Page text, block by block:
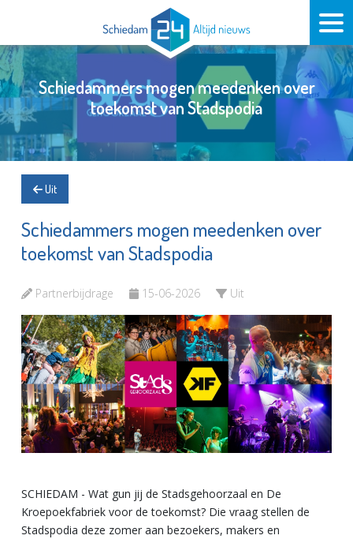
Schiedammers mogen meedenken over
toekomst van Stadspodia
Uit
Schiedammers mogen meedenken over
toekomst van Stadspodia
Partnerbijdrage 15-06-2026 Uit
SCHIEDAM - Wat gun jij de Stadsgehoorzaal en De
Kroepoekfabriek voor de toekomst? Die vraag stellen de
Stadspodia deze zomer aan bezoekers, makers en